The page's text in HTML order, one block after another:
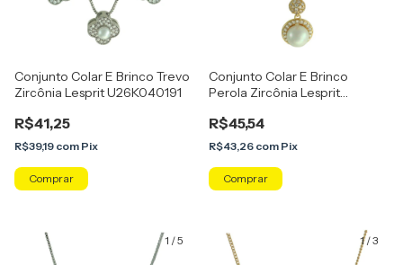
Conjunto Colar E Brinco Trevo
Zircônia Lesprit U26K040191
R$41,25
R$39,19 com Pix
Comprar
Conjunto Colar E Brinco
Perola Zircônia Lesprit
R$45,54
R$43,26 com Pix
Comprar
1 /5 1/3